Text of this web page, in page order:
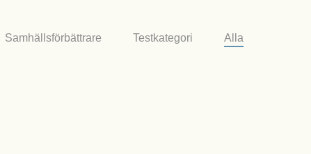
Samhällsförbättrare Testkategori Alla